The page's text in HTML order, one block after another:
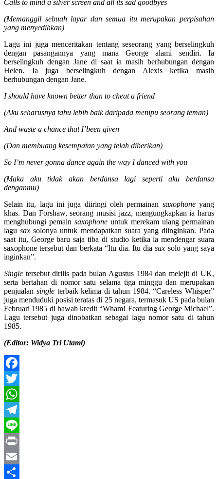
Calls to mind a silver screen and all its sad goodbyes
(Memanggil sebuah layar dan semua itu merupakan perpisahan
yang menyedihkan)
Lagu ini juga menceritakan tentang seseorang yang berselingkuh
dengan pasangannya yang mana George alami sendiri. Ia
berselingkuh dengan Jane di saat ia masih berhubungan dengan
Helen. Ia juga berselingkuh dengan Alexis ketika masih
berhubungan dengan Jane.
I should have known better than to cheat a friend
(Aku seharusnya tahu lebih baik daripada menipu seorang teman)
And waste a chance that I’been given
(Dan membuang kesempatan yang telah diberikan)
So I’m never gonna dance again the way I danced with you
(Maka aku tidak akan berdansa lagi seperti aku berdansa
denganmu)
Selain itu, lagu ini juga diiringi oleh permainan saxophoneyang
khas. Dan Forshaw, seorang musisi jazz, mengungkapkan ia harus
menghubungi pemain saxophone untuk merekam ulang permainan
lagusax solonya untuk mendapatkan suara yang diinginkan. Pada
saat itu, George baru saja tiba di studio ketika ia mendengar suara
saxophone tersebut dan berkata “Itu dia. Itu diasax solo yang saya
inginkan”.
Single tersebut dirilis pada bulan Agustus 1984 dan melejit di UK,
serta bertahan di nomor satu selama tiga minggu dan merupakan
penjualan singleterbaik kelima di tahun 1984. “Careless Whisper”
juga menduduki posisi teratas di 25 negara, termasuk US pada bulan
Februari 1985 di bawah kredit “Wham! Featuring George Michael”.
Lagu tersebut juga dinobatkan sebagai lagu nomor satu di tahun
1985.
(Editor: Widya Tri Utami)
Facebook
Twitter
WhatsApp
Telegram
Line
Print
Email